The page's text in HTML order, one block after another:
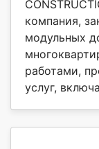
компания,
модульных
работами,
услуг,